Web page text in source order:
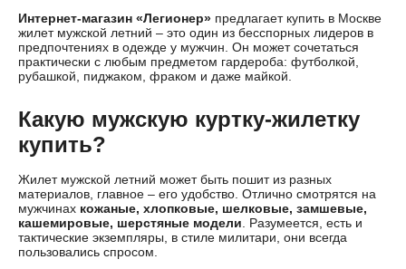
Интернет-магазин «Легионер» предлагает купить в Москве
жилет мужской летний – это один из бесспорных лидеров в
предпочтениях в одежде у мужчин. Он может сочетаться
практически с любым предметом гардероба: футболкой,
рубашкой, пиджаком, фраком и даже майкой.
Какую мужскую куртку-жилетку
купить?
Жилет мужской летний может быть пошит из разных
материалов, главное – его удобство. Отлично смотрятся на
мужчинах кожаные, хлопковые, шелковые, замшевые,
кашемировые, шерстяные модели . Разумеется, есть и
тактические экземпляры, в стиле милитари , они всегда
пользовались спросом.